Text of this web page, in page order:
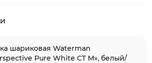
шариковая Waterman
Pure White CT M», белый/